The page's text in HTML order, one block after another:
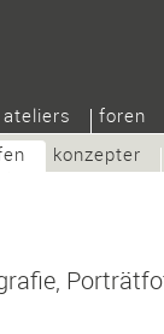
konzepter
ateliers foren